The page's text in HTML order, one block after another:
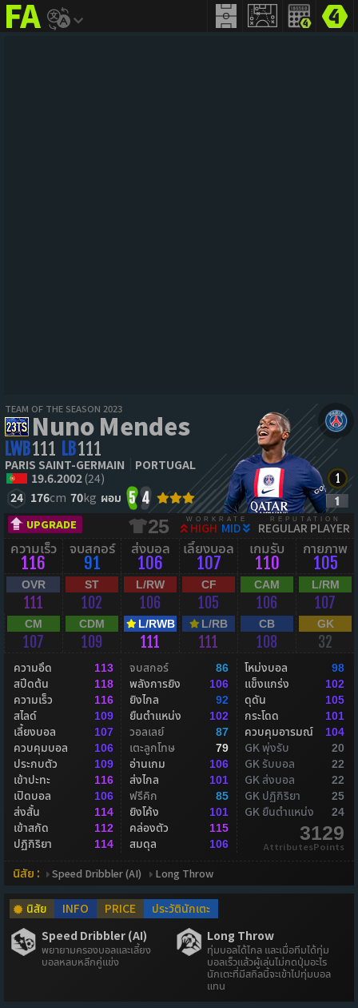
addict
TEAM OF THE SEASON 2023
Nuno Mendes
LWB111 LB111
PARIS SAINT-GERMAIN
PORTUGAL
19.6.2002(24)
24 176cm 70kg ผอม 5 4
UPGRADE 25 WORKRATE
HIGH MID
REPUTATION
REGULAR PLAYER
ความเร็ว
116
จบสกอร์
91
ส่งบอล
106
เลี้ยงบอล
107
เกมรับ
110
กายภาพ
105
OVR
111
ST
102
L/RW
106
CF
105
CAM
106
L/RM
107
CM
107
CDM
109
L/RWB
111
L/RB
111
CB
108
GK
32
ความอึด 113
สปีดต้น 118
ความเร็ว 116
สไลด์ 109
เลี้ยงบอล 107
ควบคุมบอล 106
ประกบตัว 109
เข้าปะทะ 116
เปิดบอล 106
ส่งสั้น 114
เข้าสกัด 112
ปฏิกิริยา 114
จบสกอร์ 86
พลังการยิง 106
ยิงไกล 92
ยืนตำแหน่ง 102
วอลเลย์ 87
เตะลูกโทษ 79
อ่านเกม 106
ส่งไกล 101
ฟรีคิก 85
ยิงโค้ง 101
คล่องตัว 115
สมดุล 106
โหม่งบอล 98
แข็งแกร่ง 102
ดุดัน 105
กระโดด 101
ควบคุมอารมณ์ 104
GK พุ่งรับ 20
GK รับบอล 22
GK ส่งบอล 22
GK ปฏิกิริยา 25
GK ยืนตำแหน่ง 24
3129
AttributesPoints
นิสัย : Speed Dribbler (AI) Long Throw
นิสัย INFO PRICE
ประวัตินักเตะ
Speed Dribbler (AI)
พยายามครองบอลและเลี้ยง
บอลหลบหลีกคู่แข่ง
Long Throw
ทุ่มบอลได้ไกล และเมื่อทีมได้ทุ่ม
บอลเร็วแล้วผู้เล่นไม่กดปุ่มอะไร
นักเตะที่มีสกิลนี้จะเข้าไปทุ่มบอล
แทน